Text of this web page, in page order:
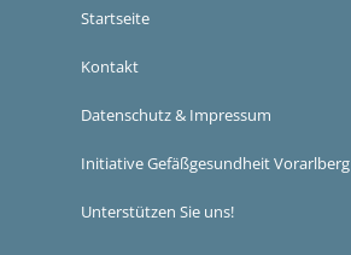
Startseite
Kontakt
Datenschutz & Impressum
Initiative Gefäßgesundheit Vorarlberg
Unterstützen Sie uns!